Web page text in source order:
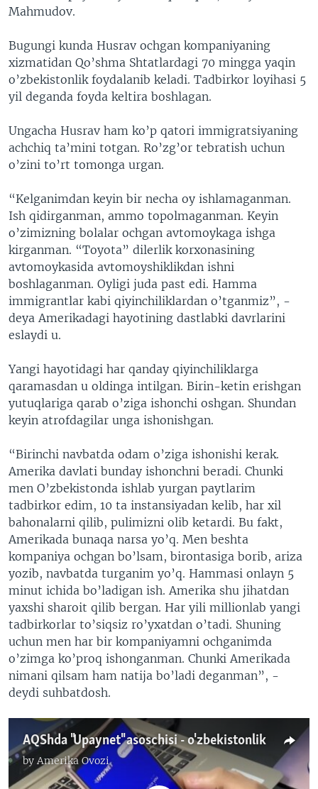
Mahmudov.
Bugungi kunda Husrav ochgan kompaniyaning
xizmatidan Qo’shma Shtatlardagi 70 mingga yaqin
o’zbekistonlik foydalanib keladi. Tadbirkor loyihasi 5
yil deganda foyda keltira boshlagan.
Ungacha Husrav ham ko’p qatori immigratsiyaning
achchiq ta’mini totgan. Ro’zg’or tebratish uchun
o’zini to’rt tomonga urgan.
“Kelganimdan keyin bir necha oy ishlamaganman.
Ish qidirganman, ammo topolmaganman. Keyin
o’zimizning bolalar ochgan avtomoykaga ishga
kirganman. “Toyota” dilerlik korxonasining
avtomoykasida avtomoyshiklikdan ishni
boshlaganman. Oyligi juda past edi. Hamma
immigrantlar kabi qiyinchiliklardan o’tganmiz”, -
deya Amerikadagi hayotining dastlabki davrlarini
eslaydi u.
Yangi hayotidagi har qanday qiyinchiliklarga
qaramasdan u oldinga intilgan. Birin-ketin erishgan
yutuqlariga qarab o’ziga ishonchi oshgan. Shundan
keyin atrofdagilar unga ishonishgan.
“Birinchi navbatda odam o’ziga ishonishi kerak.
Amerika davlati bunday ishonchni beradi. Chunki
men O’zbekistonda ishlab yurgan paytlarim
tadbirkor edim, 10 ta instansiyadan kelib, har xil
bahonalarni qilib, pulimizni olib ketardi. Bu fakt,
Amerikada bunaqa narsa yo’q. Men beshta
kompaniya ochgan bo’lsam, birontasiga borib, ariza
yozib, navbatda turganim yo’q. Hammasi onlayn 5
minut ichida bo’ladigan ish. Amerika shu jihatdan
yaxshi sharoit qilib bergan. Har yili millionlab yangi
tadbirkorlar to’siqsiz ro’yxatdan o’tadi. Shuning
uchun men har bir kompaniyamni ochganimda
o’zimga ko’proq ishonganman. Chunki Amerikada
nimani qilsam ham natija bo’ladi deganman”, -
deydi suhbatdosh.
AQShda "Upaynet" asoschisi - o'zbekistonlik
by Amerika Ovozi